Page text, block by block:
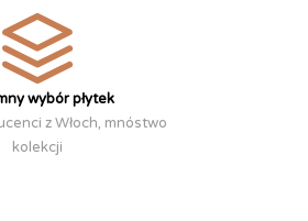
wybór płytek
z Włoch, mnóstwo
kolekcji